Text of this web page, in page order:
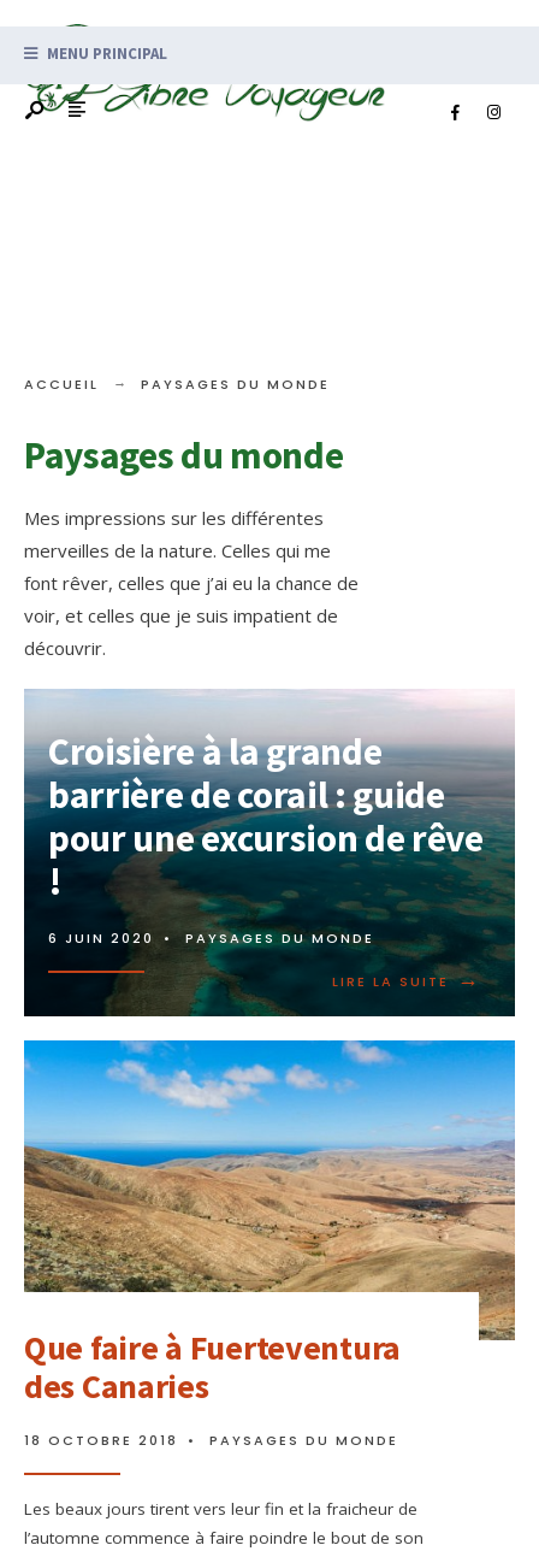
MENU PRINCIPAL
ACCUEIL PAYSAGES DU MONDE
Paysages du monde
Mes impressions sur les différentes
merveilles de la nature. Celles qui me
font rêver, celles que j’ai eu la chance de
voir, et celles que je suis impatient de
découvrir.
Croisière à la grande
barrière de corail : guide
pour une excursion de rêve
!
6 JUIN 2020 • PAYSAGES DU MONDE
LIRE LA SUITE →
Que faire à Fuerteventura
des Canaries
18 OCTOBRE 2018 • PAYSAGES DU MONDE
Les beaux jours tirent vers leur fin et la fraicheur de
l’automne commence à faire poindre le bout de son